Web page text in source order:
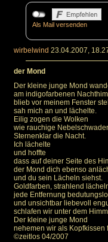
Als Mail versenden
wirbelwind 23.04.2007,
der Mond
Der kleine junge Mond
am indigofarbenen
blieb vor meinem Fenster
sah mich an und lächelte.
Eilig zogen die Wolken
wie rauchige
Sternenklar die Nacht.
Ich lächelte
und hoffte
dass auf deiner Seite des
der Mond dich ebenso
und du sein Lächeln siehst.
Goldfarben, strahlend
jede Entfernung
und unsichtbar liebevoll
schlafen wir unter dem
Der kleine junge Mond
nehemen wir als Kopfkissen
©zeitlos 04/2007